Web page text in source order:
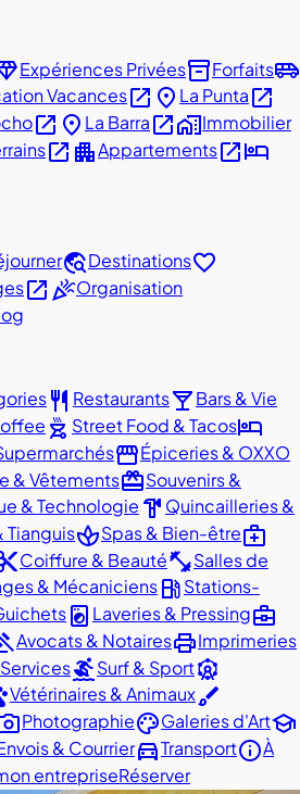
Expériences Privéesinventory_2Forfaitsairport_shuttle
Vacancesopen_in_new place La Puntaopen_in_new
open_in_new place La Barraopen_in_newhome_workImmobilier
open_in_new apartmentAppartementsopen_in_newhotel
travel_exploreDestinationsfavorite
open_in_newcelebrationOrganisation
restaurant Restaurantslocal_barBars & Vie
outdoor_grill Street Food & Tacoshotel
storefrontÉpiceries & OXXO
& VêtementsredeemSouvenirs &
& Technologie hardware Quincailleries &
TianguisspaSpas & Bien-êtremedical_services
Coiffure & Beautéfitness_centerSalles de
& Mécanicienslocal_gas_stationStations-
local_laundry_service Laveries & Pressingbusiness_center
Avocats & NotairesprintImprimeries
surfingSurf & Sportattractions
Vétérinaires & Animauxbrush
PhotographiepaletteGaleries d'Artschool
& Courrierdirections_carTransportinfoÀ
entrepriseRéserver